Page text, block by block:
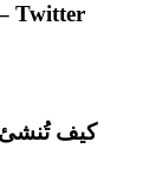
كيف تُنشئ